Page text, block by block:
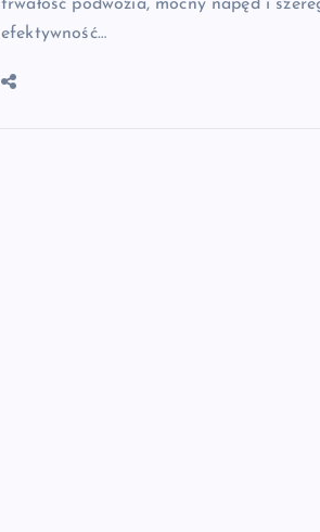
trwałość podwozia, mocny napęd i
efektywność…